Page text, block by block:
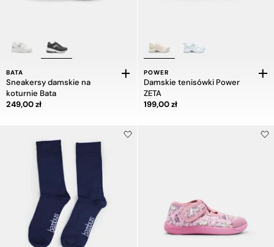
BATA
Sneakersy damskie na
koturnie Bata
Cena 249,00 zł
249,00 zł
POWER
Damskie tenisówki Power
ZETA
Cena 199,00 zł
199,00 zł